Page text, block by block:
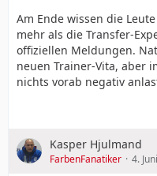
Am Ende wissen die
mehr als die Transfer-
offiziellen Meldungen.
neuen Trainer-Vita, aber
nichts vorab negativ
Kasper Hjulmand
FarbenFanatiker 4.